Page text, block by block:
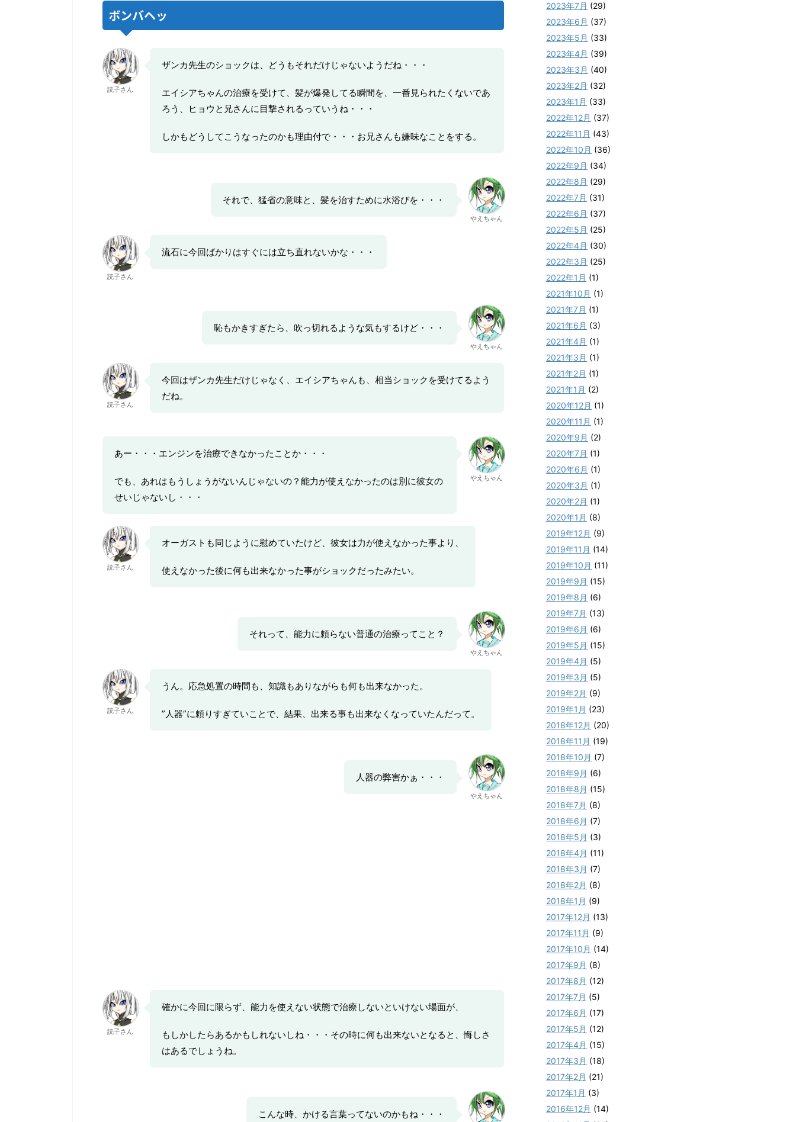
ボンバヘッ
読子さん
ザンカ先生のショックは、どうもそれだけじゃないようだね・・・
エイシアちゃんの治療を受けて、髪が爆発してる瞬間を、一番見られたくないであ
ろう、ヒョウと兄さんに目撃されるっていうね・・・
しかもどうしてこうなったのかも理由付で・・・お兄さんも嫌味なことをする。
それで、猛省の意味と、髪を治すために水浴びを・・・
やえちゃん
読子さん
流石に今回ばかりはすぐには立ち直れないかな・・・
恥もかきすぎたら、吹っ切れるような気もするけど・・・
やえちゃん
読子さん
今回はザンカ先生だけじゃなく、エイシアちゃんも、相当ショックを受けてるよう
だね。
あー・・・エンジンを治療できなかったことか・・・
でも、あれはもうしょうがないんじゃないの？能力が使えなかったのは別に彼女の
せいじゃないし・・・
やえちゃん
読子さん
オーガストも同じように慰めていたけど、彼女は力が使えなかった事より、
使えなかった後に何も出来なかった事がショックだったみたい。
それって、能力に頼らない普通の治療ってこと？
やえちゃん
読子さん
うん。応急処置の時間も、知識もありながらも何も出来なかった。
”人器”に頼りすぎていことで、結果、出来る事も出来なくなっていたんだって。
人器の弊害かぁ・・・
やえちゃん
読子さん
確かに今回に限らず、能力を使えない状態で治療しないといけない場面が、
もしかしたらあるかもしれないしね・・・その時に何も出来ないとなると、悔しさ
はあるでしょうね。
こんな時、かける言葉ってないのかもね・・・
2023年7月 (29)
2023年6月 (37)
2023年5月 (33)
2023年4月 (39)
2023年3月 (40)
2023年2月 (32)
2023年1月 (33)
2022年12月 (37)
2022年11月 (43)
2022年10月 (36)
2022年9月 (34)
2022年8月 (29)
2022年7月 (31)
2022年6月 (37)
2022年5月 (25)
2022年4月 (30)
2022年3月 (25)
2022年1月 (1)
2021年10月 (1)
2021年7月 (1)
2021年6月 (3)
2021年4月 (1)
2021年3月 (1)
2021年2月 (1)
2021年1月 (2)
2020年12月 (1)
2020年11月 (1)
2020年9月 (2)
2020年7月 (1)
2020年6月 (1)
2020年3月 (1)
2020年2月 (1)
2020年1月 (8)
2019年12月 (9)
2019年11月 (14)
2019年10月 (11)
2019年9月 (15)
2019年8月 (6)
2019年7月 (13)
2019年6月 (6)
2019年5月 (15)
2019年4月 (5)
2019年3月 (5)
2019年2月 (9)
2019年1月 (23)
2018年12月 (20)
2018年11月 (19)
2018年10月 (7)
2018年9月 (6)
2018年8月 (15)
2018年7月 (8)
2018年6月 (7)
2018年5月 (3)
2018年4月 (11)
2018年3月 (7)
2018年2月 (8)
2018年1月 (9)
2017年12月 (13)
2017年11月 (9)
2017年10月 (14)
2017年9月 (8)
2017年8月 (12)
2017年7月 (5)
2017年6月 (17)
2017年5月 (12)
2017年4月 (15)
2017年3月 (18)
2017年2月 (21)
2017年1月 (3)
2016年12月 (14)